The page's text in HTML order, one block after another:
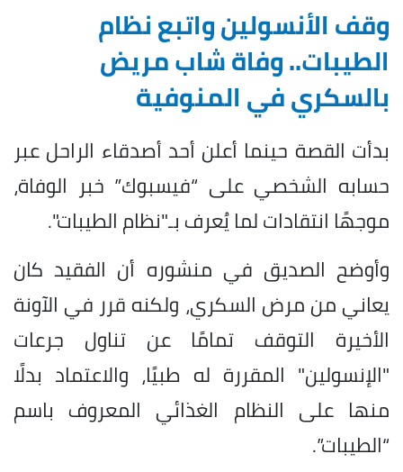
وقف الأنسولين واتبع نظام
الطيبات.. وفاة شاب مريض
بالسكري في المنوفية
بدأت القصة حينما أعلن أحد أصدقاء الراحل عبر
حسابه الشخصي على “فيسبوك” خبر الوفاة،
موجهًا انتقادات لما يُعرف بـ"نظام الطيبات".
وأوضح الصديق في منشوره أن الفقيد كان
يعاني من مرض السكري، ولكنه قرر في الآونة
الأخيرة التوقف تمامًا عن تناول جرعات
"الإنسولين" المقررة له طبيًا، والاعتماد بدلًا
منها على النظام الغذائي المعروف باسم
“الطيبات”.